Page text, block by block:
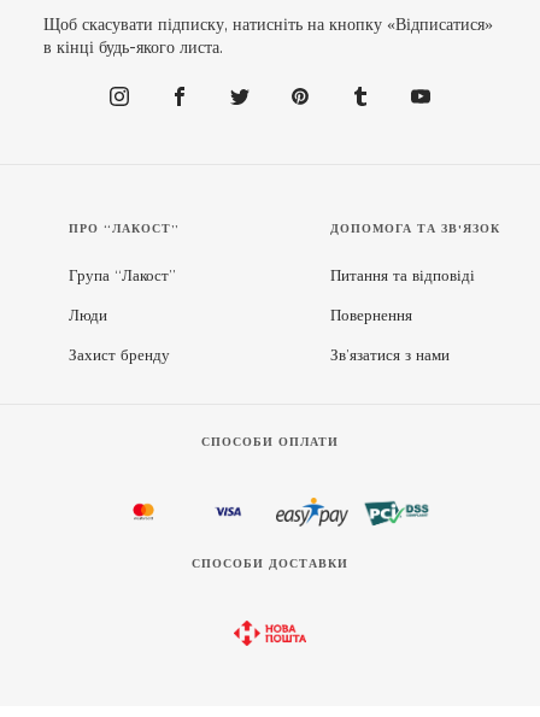
Щоб скасувати підписку, натисніть на кнопку «Відписатися»
в кінці будь-якого листа.
ПРО “ЛАКОСТ”
Група “Лакост”
Люди
Захист бренду
ДОПОМОГА ТА ЗВ'ЯЗОК
Питання та відповіді
Повернення
Зв’язатися з нами
СПОСОБИ ОПЛАТИ
СПОСОБИ ДОСТАВКИ